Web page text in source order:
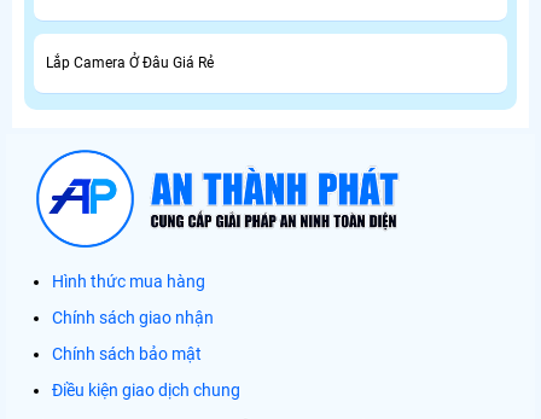
Lắp Camera Ở Đâu Giá Rẻ
Hình thức mua hàng
Chính sách giao nhận
Chính sách bảo mật
Điều kiện giao dịch chung